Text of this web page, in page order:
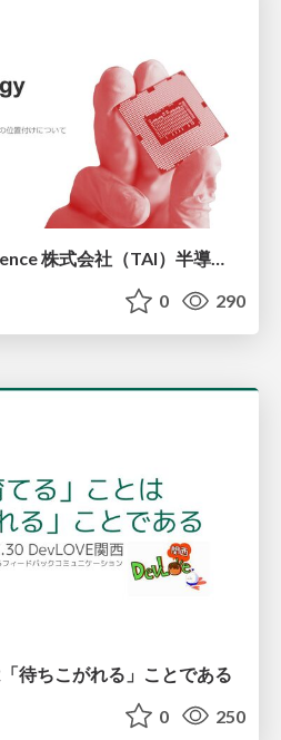
Tokyo Artisan Intelligence 株式会社（TAI）半導体戦略_最新版
0 290
待ちこがれる」ことである
0 250